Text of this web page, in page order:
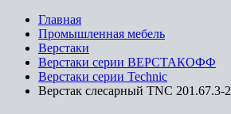
Главная
Промышленная мебель
Верстаки
Верстаки серии ВЕРСТАКОФФ
Верстаки серии Technic
Верстак слесарный TNC 201.67.3-2